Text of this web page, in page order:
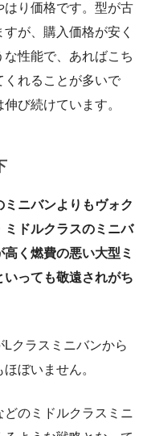
はり価格です。型が古
が、購入価格が安く
性能で、あればこち
くれることが多いで
び続けています。
ニバンよりもヴォク
ドルクラスのミニバ
く燃費の悪い大型ミ
っても敬遠されがち
クラスミニバンから
ぼいません。
のミドルクラスミニ